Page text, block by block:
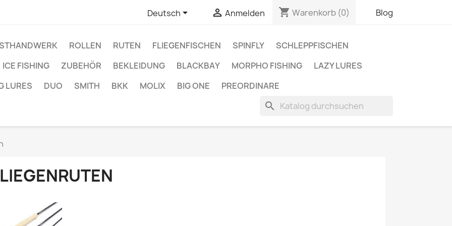
Deutsch  Anmelden shopping_cart Warenkorb (0) Blog
ROLLEN RUTEN FLIEGENFISCHEN SPINFLY
SCHLEPPFISCHEN
ICE FISHING
ZUBEHÖR BEKLEIDUNG BLACKBAY MORPHO FISHING
LAZY LURES
LURES
DUO SMITH BKK MOLIX BIG ONE PREORDINARE
search